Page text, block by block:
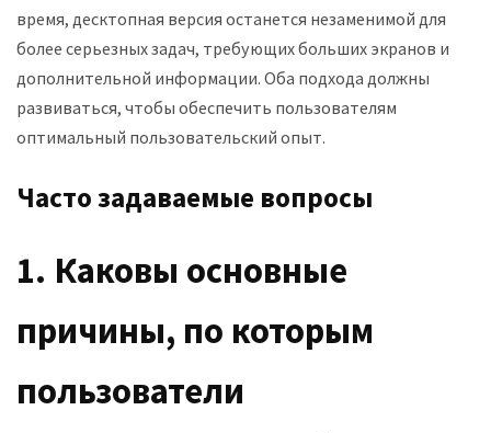
время, десктопная версия останется незаменимой для
более серьезных задач, требующих больших экранов и
дополнительной информации. Оба подхода должны
развиваться, чтобы обеспечить пользователям
оптимальный пользовательский опыт.
Часто задаваемые вопросы
1. Каковы основные
причины, по которым
пользователи